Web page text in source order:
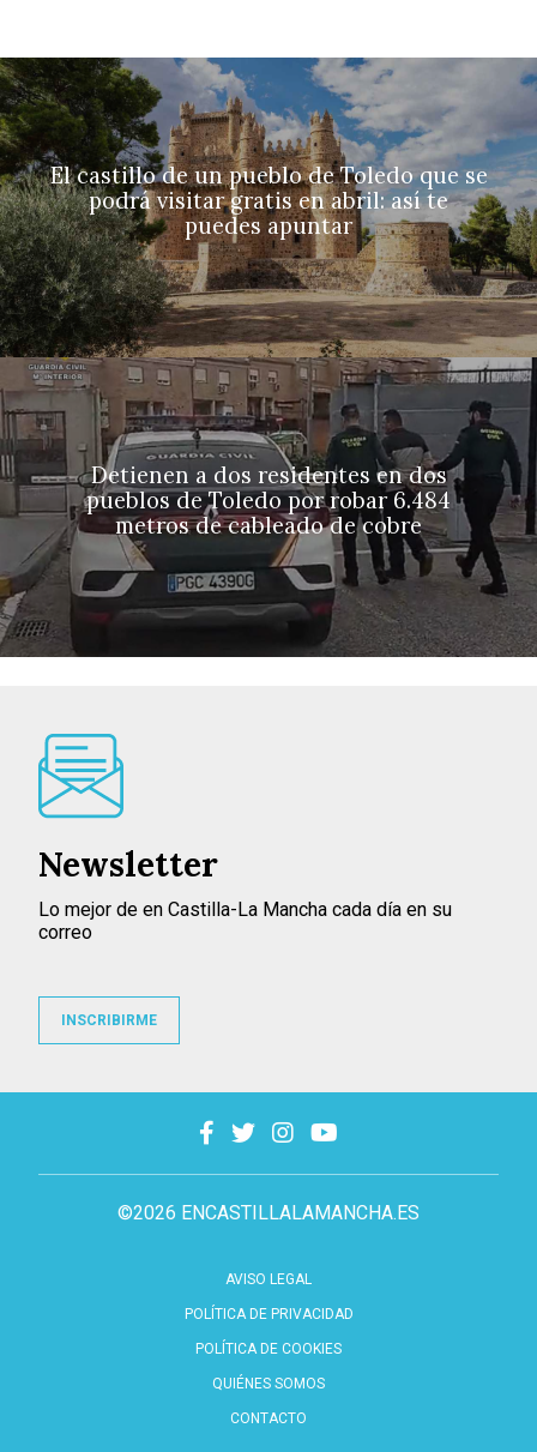
El castillo de un pueblo de Toledo que se
podrá visitar gratis en abril: así te
puedes apuntar
Detienen a dos residentes en dos
pueblos de Toledo por robar 6.484
metros de cableado de cobre
©2026 ENCASTILLALAMANCHA.ES
AVISO LEGAL
POLÍTICA DE PRIVACIDAD
POLÍTICA DE COOKIES
QUIÉNES SOMOS
CONTACTO
Newsletter
Lo mejor de en Castilla-La Mancha cada día en su
correo
INSCRIBIRME